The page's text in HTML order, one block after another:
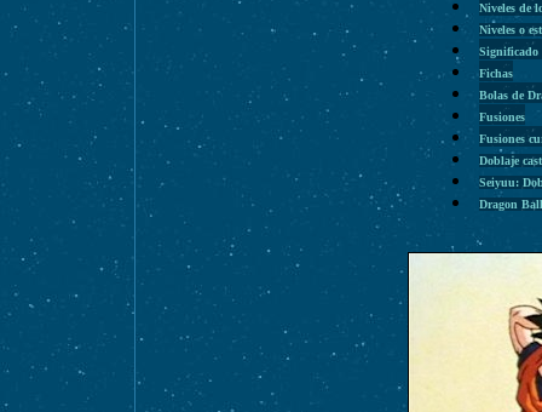
Niveles de
Niveles o
Significado
Fichas
Bolas de
Fusiones
Fusiones
Doblaje
Seiyuu:
Dragon